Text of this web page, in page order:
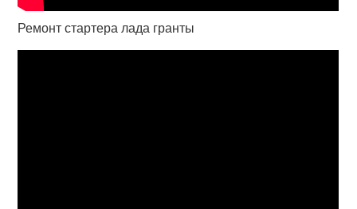
Ремонт стартера лада гранты